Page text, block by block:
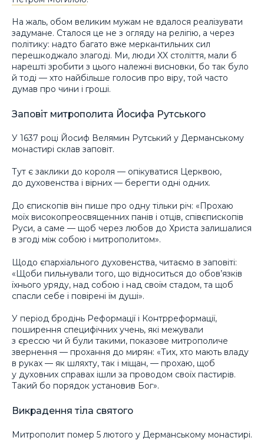
На жаль, обом великим мужам не вдалося реалізувати
задумане. Сталося це не з огляду на релігію, а через
політику: надто багато вже меркантильних сил
перешкоджало злагоді. Ми, люди XX століття, мали б
нарешті зробити з цього належні висновки, бо так було
й тоді — хто найбільше голосив про віру, той часто
думав про чини і гроші.
Заповіт митрополита Йосифа Рутського
У 1637 році Йосиф Велямин Рутський у Дерманському
монастирі склав заповіт.
Тут є заклики до короля — опікуватися Церквою,
до духовенства і вірних — берегти одні одних.
До єпископів він пише про одну тільки річ: «Прохаю
моїх високопреосвященних панів і отців, співєпископів
Руси, а саме — щоб через любов до Христа залишалися
в згоді між собою і митрополитом».
Щодо єпархіального духовенства, читаємо в заповіті:
«Щоби пильнували того, що відноситься до обов’язків
їхнього уряду, над собою і над своїм стадом, та щоб
спасли себе і повірені їм душі».
У період бродінь Реформації і Контрреформації,
поширення специфічних учень, які межували
з єрессю чи й були такими, показове митрополиче
звернення — прохання до мирян: «Тих, хто мають владу
в руках — як шляхту, так і міщан, — прохаю, щоб
у духовних справах ішли за проводом своїх пастирів.
Такий бо порядок установив Бог».
Викрадення тіла святого
Митрополит помер 5 лютого у Дерманському монастирі.